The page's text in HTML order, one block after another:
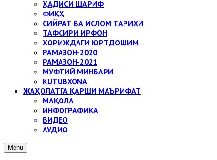
ҲАДИСИ ШАРИФ
ФИҚҲ
СИЙРАТ ВА ИСЛОМ ТАРИХИ
ТАФСИРИ ИРФОН
ХОРИЖДАГИ ЮРТДОШИМ
РАМАЗОН-2020
РАМАЗОН-2021
МУФТИЙ МИНБАРИ
KUTUBXONA
ЖАҲОЛАТГА ҚАРШИ МАЪРИФАТ
МАҚОЛА
ИНФОГРАФИКА
ВИДЕО
АУДИО
Menu